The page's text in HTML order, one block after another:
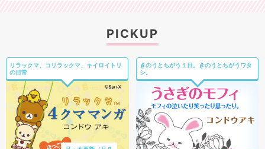
PICKUP
リラックマ、コリラックマ、キイロイトリ
の日常
きのうとちがう１日。きのうとちがうワタ
シ。